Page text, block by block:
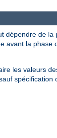
dépendre de
avant la phase
les valeurs
spécification